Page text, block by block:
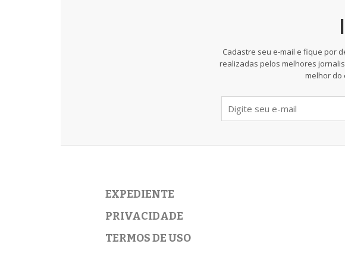
Cadastre seu e-mail e fique por
realizadas pelos melhores
melhor do
EXPEDIENTE
PRIVACIDADE
TERMOS DE USO